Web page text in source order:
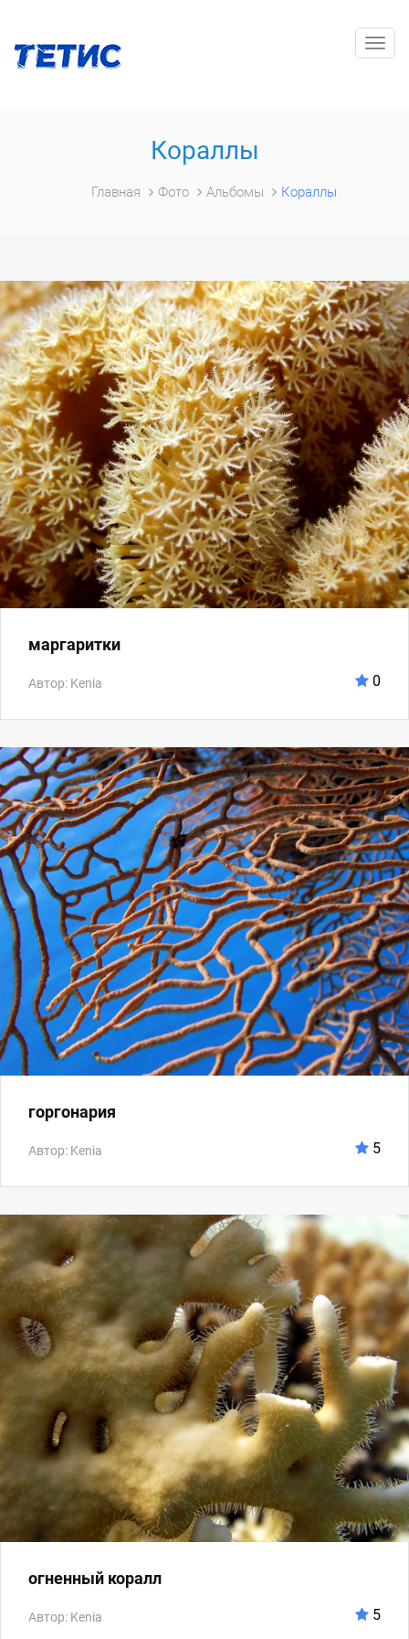
Кораллы
Главная Фото Альбомы Кораллы
маргаритки
Автор: Kenia 0
горгонария
Автор: Kenia 5
огненный коралл
Автор: Kenia 5